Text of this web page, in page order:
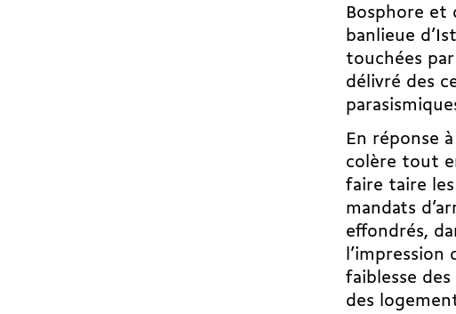
Bosphore et
banlieue
touchées
délivré des
En réponse
colère tout
faire taire
mandats
effondrés,
faiblesse
des